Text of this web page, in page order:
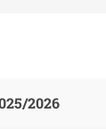
2026